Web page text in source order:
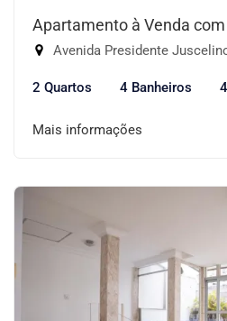
Apartamento à Venda
Avenida Presidente Juscelino Kubitschek -
2 Quartos 4 Banheiros
Mais informações